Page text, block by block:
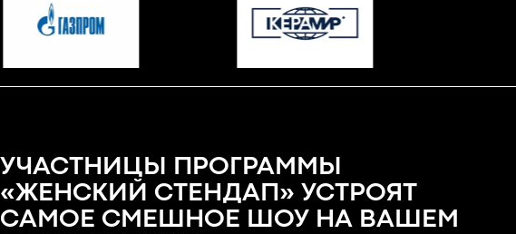
УЧАСТНИЦЫ ПРОГРАММЫ
«ЖЕНСКИЙ СТЕНДАП» УСТРОЯТ
САМОЕ СМЕШНОЕ ШОУ НА ВАШЕМ